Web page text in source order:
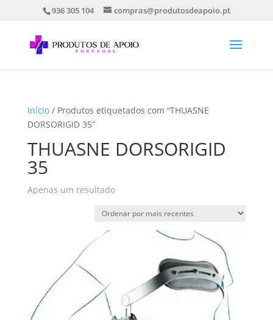
936 305 104 compras@produtosdeapoio.pt
Início/ Produtos etiquetados com “THUASNE
DORSORIGID 35”
THUASNE DORSORIGID
35
Apenas um resultado